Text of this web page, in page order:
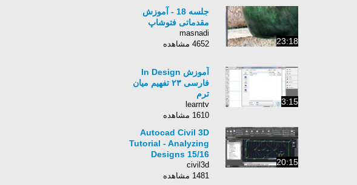
23:18
جلسه 18 - آموزش
مقدماتی فتوشاپ
masnadi
4652 مشاهده
3:15
آموزش In Design
فارسی ۲۳ تفهیم میان
ترم
learntv
1610 مشاهده
20:15
Autocad Civil 3D
Tutorial - Analyzing
Designs 15/16
civil3d
1481 مشاهده